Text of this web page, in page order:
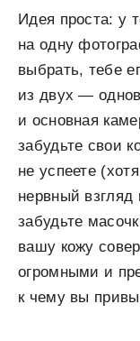
Идея проста: у
на одну
выбрать, тебе
из двух —
и основная
забудьте свои
не успеете
нервный
забудьте
вашу кожу
огромными и
к чему вы